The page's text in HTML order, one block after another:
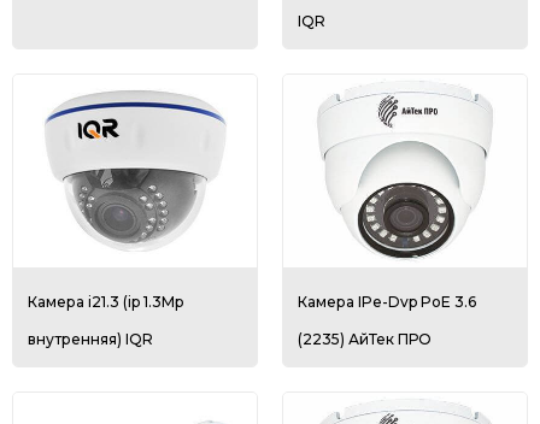
IQR
Камера i21.3 (ip 1.3Mp
внутренняя) IQR
Камера IPe-Dvp PoE 3.6
(2235) АйТек ПРО